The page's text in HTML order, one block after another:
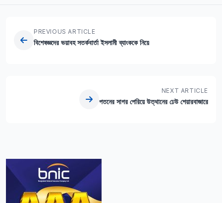
PREVIOUS ARTICLE
বিশেষজ্ঞদের ভয়াবহ সতর্কবার্তা ইসলামী ব্যাংককে নিয়ে
NEXT ARTICLE
পতনের সাগর পেরিয়ে উত্থানের ঢেউ শেয়ারবাজারে